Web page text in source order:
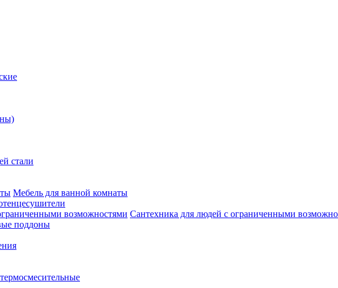
стали
Мебель для ванной комнаты
Сантехника для людей с ограниченными
поддоны